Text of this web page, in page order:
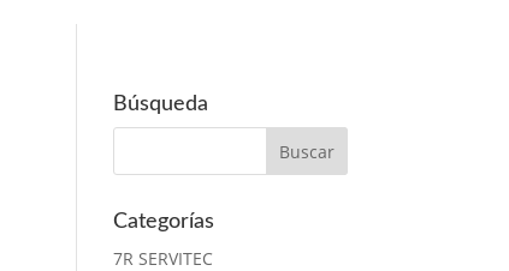
Búsqueda
Categorías
7R SERVITEC